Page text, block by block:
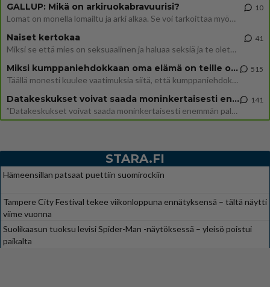
GALLUP: Mikä on arkiruokabravuurisi?
Lomat on monella lomailtu ja arki alkaa. Se voi tarkoittaa myös sitä, että grillailut on grillattu ja palataan arjen ruo
10
Naiset kertokaa
Miksi se että mies on seksuaalinen ja haluaa seksiä ja te olette hänen mielestänne haluttava on vastenmielistä? Mikä sii
41
Miksi kumppaniehdokkaan oma elämä on teille ongelma?
Täällä monesti kuulee vaatimuksia siitä, että kumppaniehdokkaalla ei saisi olla lemmikkejä, lapsia, kavereita, eksiä, su
515
Datakeskukset voivat saada moninkertaisesti enemmän palautuksia kuin mitä ne maksavat veroja
”Datakeskukset voivat saada moninkertaisesti enemmän palautuksia kuin mitä ne maksavat veroja”, sanoo professori Jussi K
141
STARA.FI
Hämeensillan patsaat puettiin suomirockiin
Tampere City Festival tekee viikonloppuna ennätyksensä – tältä näytti
viime vuonna
Suolikaasun tuoksu levisi Spider-Man -näytöksessä – yleisö poistui
paikalta